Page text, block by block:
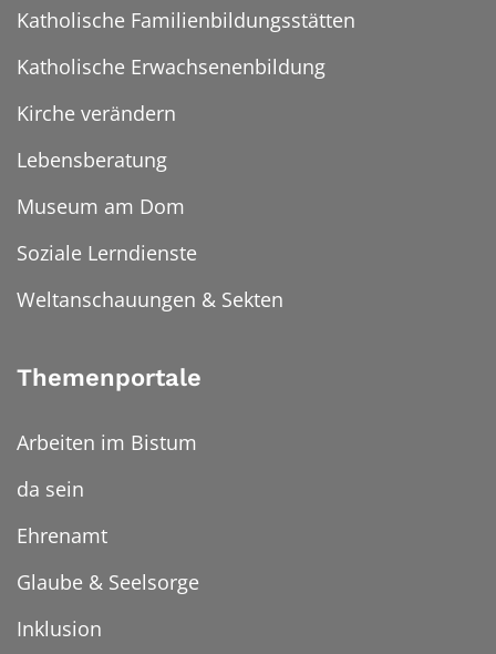
Katholische Familienbildungsstätten
Katholische Erwachsenenbildung
Kirche verändern
Lebensberatung
Museum am Dom
Soziale Lerndienste
Weltanschauungen & Sekten
Themenportale
Arbeiten im Bistum
da sein
Ehrenamt
Glaube & Seelsorge
Inklusion